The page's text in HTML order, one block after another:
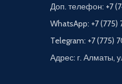
Доп. телефон: +7
WhatsApp: +7
Telegram: +7
Адрес: г. Алматы,